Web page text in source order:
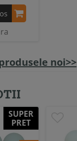
noi>>
SUPER
PRET